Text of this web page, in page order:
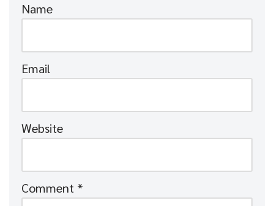
Name
Email
Website
Comment *